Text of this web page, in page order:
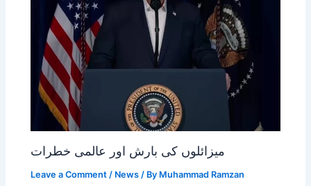
میزائلوں کی بارش اور عالمی خطرات
Leave a Comment / News / By Muhammad Ramzan